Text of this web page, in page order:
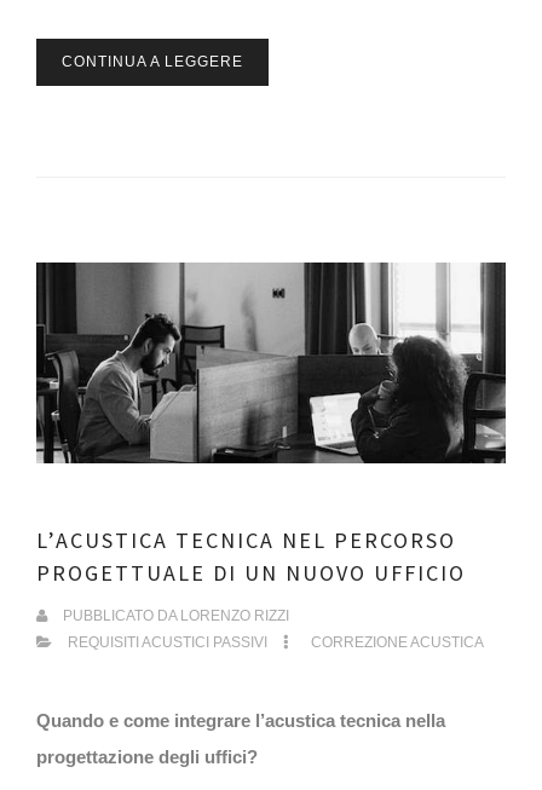
CONTINUA A LEGGERE
L’ACUSTICA TECNICA NEL PERCORSO
PROGETTUALE DI UN NUOVO UFFICIO
PUBBLICATO DA LORENZO RIZZI
REQUISITI ACUSTICI PASSIVI
CORREZIONE ACUSTICA
Quando e come integrare l’acustica tecnica nella
progettazione degli uffici?